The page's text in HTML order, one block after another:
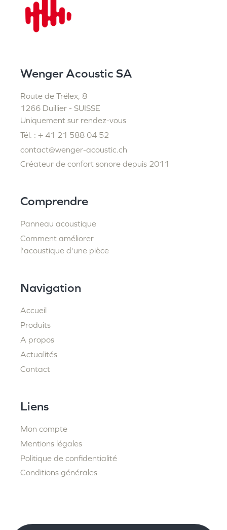
Wenger Acoustic SA
Route de Trélex, 8
1266 Duillier - SUISSE
Uniquement sur rendez-vous
Tél. : + 41 21 588 04 52
contact@wenger-acoustic.ch
Créateur de confort sonore depuis 2011
Comprendre
Panneau acoustique
Comment améliorer
l'acoustique d'une pièce
Navigation
Accueil
Produits
A propos
Actualités
Contact
Liens
Mon compte
Mentions légales
Politique de confidentialité
Conditions générales